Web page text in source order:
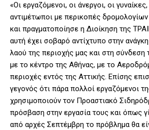
«Οι εργαζόμενοι, οι άνεργοι, οι
αντιμέτωποι με περικοπές
και πραγματοποίησε η Διοίκηση της
αυτή έχει σοβαρό αντίχτυπο στην
λαού της περιοχής μας και στη
με το κέντρο της Αθήνας, με το
περιοχές εντός της Αττικής. Επίσης
γεγονός ότι πάρα πολλοί εργαζόμενοι
χρησιμοποιούν τον Προαστιακό
πρόσβαση στην εργασία τους και όπως
από αρχές Σεπτέμβρη το πρόβλημα θα